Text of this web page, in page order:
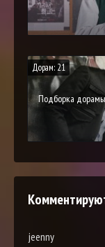
Дорам: 21
Подборка
jeenny